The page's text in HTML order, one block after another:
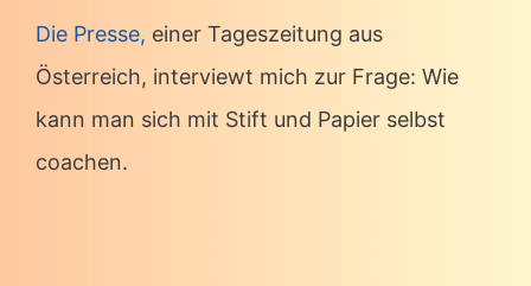
Die Presse, einer Tageszeitung aus
Österreich, interviewt mich zur Frage: Wie
kann man sich mit Stift und Papier selbst
coachen.